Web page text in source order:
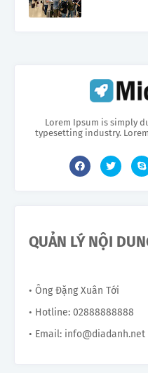
Lorem Ipsum is simply
typesetting industry.
QUẢN LÝ NỘI
• Ông Đặng Xuân Tới
• Hotline: 02888888888
• Email: info@diadanh.net